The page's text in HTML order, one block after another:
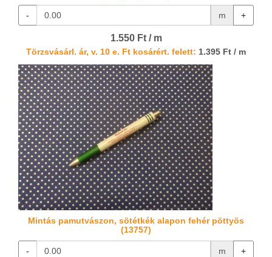
- m +
1.550 Ft / m
Törzsvásárl. ár, v. 10 e. Ft kosárért. felett: 1.395 Ft / m
Mintás pamutvászon, sötétkék alapon fehér pöttyös
(13757)
- m +